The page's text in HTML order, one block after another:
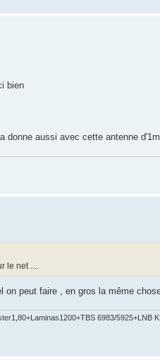
bien
donne aussi avec cette antenne
net ....
peut faire , en gros la même
6983/5925+LNB